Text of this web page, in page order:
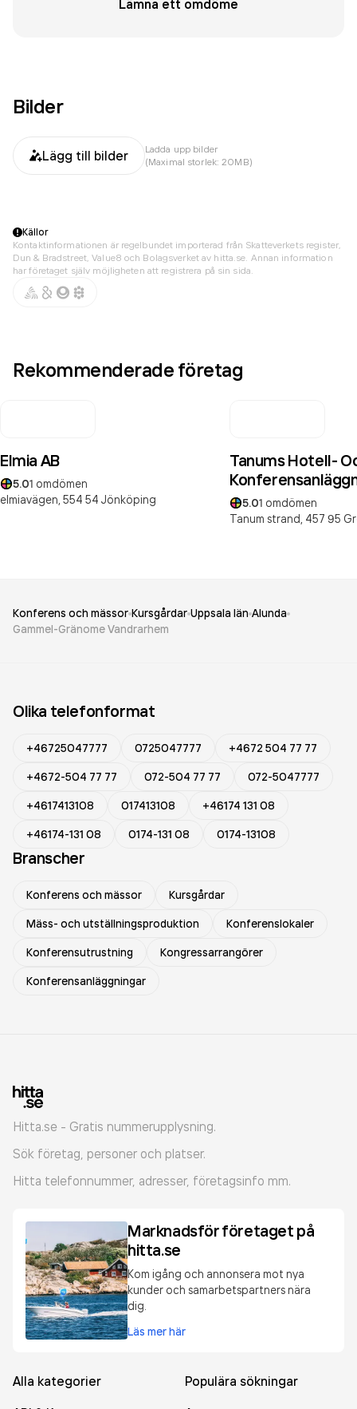
Lämna ett omdöme
Bilder
Lägg till bilder
Ladda upp bilder
(Maximal storlek: 20MB)
Källor
Kontaktinformationen är regelbundet importerad från Skatteverkets register,
Dun & Bradstreet, Value8 och Bolagsverket av hitta.se. Annan information
har företaget själv möjligheten att registrera på sin sida.
Rekommenderade företag
Elmia AB
5.01 omdömen
elmiavägen, 554 54 Jönköping
Tanums Hotell-
5.01 omdömen
Tanum strand, 457 95
Konferens och mässor Kursgårdar Uppsala län Alunda
Gammel-Gränome Vandrarhem
Olika telefonformat
+46725047777 0725047777
+4672 504 77 77
+4672-504 77 77
072-504 77 77
072-5047777
+4617413108
017413108
+46174 131 08
+46174-131 08
0174-131 08 0174-13108
Branscher
Konferens och mässor
Kursgårdar
Mäss- och utställningsproduktion
Konferenslokaler
Konferensutrustning
Kongressarrangörer
Konferensanläggningar
Hitta.se - Gratis nummerupplysning.
Sök företag, personer och platser.
Hitta telefonnummer, adresser, företagsinfo mm.
Marknadsför företaget på
hitta.se
Kom igång och annonsera mot nya
kunder och samarbetspartners nära
dig.
Läs mer här
Alla kategorier
Populära sökningar